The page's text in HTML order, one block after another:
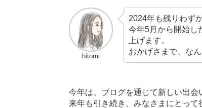
hitomi
2024年も残りわず
今年5月から開始し
上げます。
おかげさまで、な
今年は、ブログを通じて新しい出会
来年も引き続き、みなさまにとっ